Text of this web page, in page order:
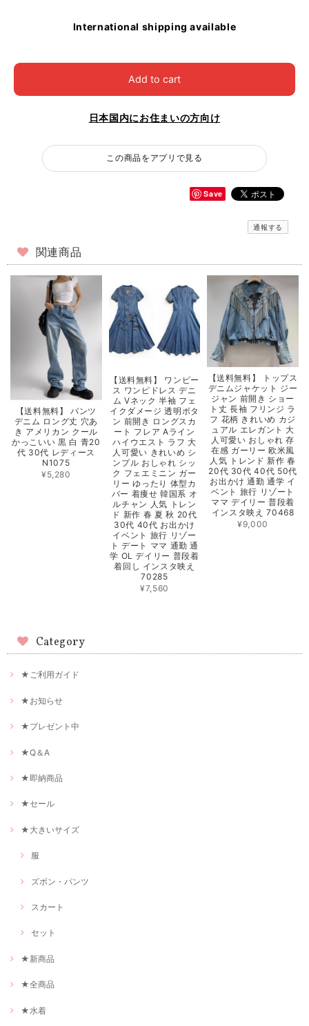
International shipping available
Add to cart
日本国内にお住まいの方向け
この商品をアプリで見る
Save
通報する
関連商品
【送料無料】 パンツ
デニム ロング丈 穴あ
き アメリカン クール
かっこいい 黒 白 青20
代 30代 レディース
N1075
¥5,280
【送料無料】 ワンピー
ス ワンピドレス デニ
ム Vネック 半袖 フェ
イクダメージ 透明ボタ
ン 前開き ロングスカ
ート フレア Aライン
ハイウエスト ラフ 大
人可愛い きれいめ シ
ンプル おしゃれ シッ
ク フェエミニン ガー
リー ゆったり 体型カ
バー 着痩せ 韓国系 オ
ルチャン 人気 トレン
ド 新作 春 夏 秋 20代
30代 40代 お出かけ
イベント 旅行 リゾー
ト デート ママ 通勤 通
学 OL デイリー 普段着
着回し インスタ映え
70285
¥7,560
【送料無料】 トップス
デニムジャケット ジー
ジャン 前開き ショー
ト丈 長袖 フリンジ ラ
フ 花柄 きれいめ カジ
ュアル エレガント 大
人可愛い おしゃれ 存
在感 ガーリー 欧米風
人気 トレンド 新作 春
20代 30代 40代 50代
お出かけ 通勤 通学 イ
ベント 旅行 リゾート
ママ デイリー 普段着
インスタ映え 70468
¥9,000
Category
★ご利用ガイド
★お知らせ
★プレゼント中
★Q＆A
★即納商品
★セール
★大きいサイズ
服
ズボン・パンツ
スカート
セット
★新商品
★全商品
★水着